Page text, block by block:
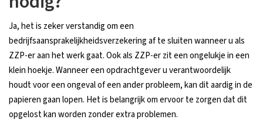
Ja, het is zeker verstandig om een
bedrijfsaansprakelijkheidsverzekering af te sluiten wanneer u als
ZZP-er aan het werk gaat. Ook als ZZP-er zit een ongelukje in een
klein hoekje. Wanneer een opdrachtgever u verantwoordelijk
houdt voor een ongeval of een ander probleem, kan dit aardig in de
papieren gaan lopen. Het is belangrijk om ervoor te zorgen dat dit
opgelost kan worden zonder extra problemen.